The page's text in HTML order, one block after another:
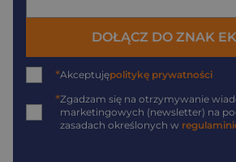
DOŁĄCZ DO ZNAK
*Akceptujępolitykę prywatności
*Zgadzam się na otrzymywanie
marketingowych (newsletter) na
zasadach określonych w